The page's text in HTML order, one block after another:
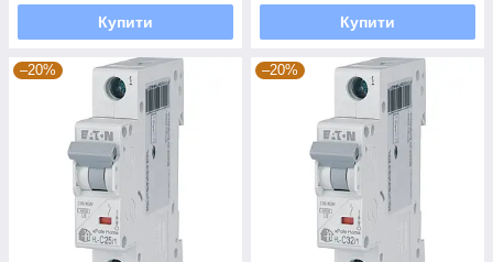
Купити Купити
–20% –20%